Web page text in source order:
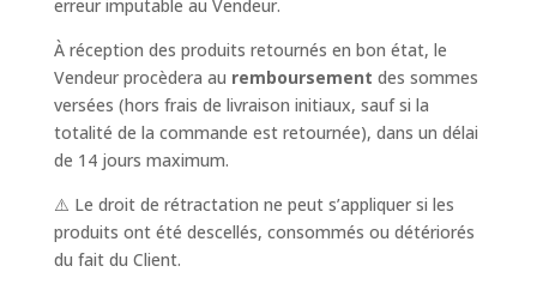
erreur imputable au Vendeur.
À réception des produits retournés en bon état, le
Vendeur procèdera au remboursement des sommes
versées (hors frais de livraison initiaux, sauf si la
totalité de la commande est retournée), dans un délai
de 14 jours maximum.
⚠️ Le droit de rétractation ne peut s’appliquer si les
produits ont été descellés, consommés ou détériorés
du fait du Client.